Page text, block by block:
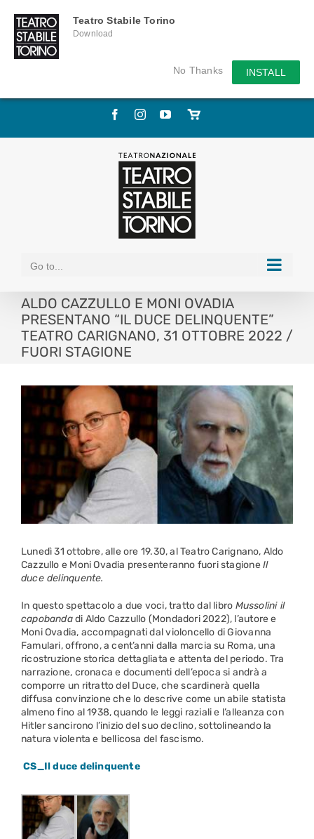
Teatro Stabile Torino
Download
No Thanks INSTALL
Skip
FacebookInstagramYouTube
Store
Go to...
ALDO CAZZULLO E MONI OVADIA
PRESENTANO “IL DUCE DELINQUENTE”
TEATRO CARIGNANO, 31 OTTOBRE 2022 /
FUORI STAGIONE
Lunedì 31 ottobre, alle ore 19.30, al Teatro Carignano, Aldo
Cazzullo e Moni Ovadia presenteranno fuori stagioneIl
duce delinquente.
In questo spettacolo a due voci, tratto dal libro Mussolini il
capobandadi Aldo Cazzullo (Mondadori 2022), l’autore e
Moni Ovadia, accompagnati dal violoncello di Giovanna
Famulari, offrono, a cent’anni dalla marcia su Roma, una
ricostruzione storica dettagliata e attenta del periodo. Tra
narrazione, cronaca e documenti dell’epoca si andrà a
comporre un ritratto del Duce, che scardinerà quella
diffusa convinzione che lo descrive come un abile statista
almeno fino al 1938, quando le leggi raziali e l’alleanza con
Hitler sancirono l’inizio del suo declino, sottolineando la
natura violenta e bellicosa del fascismo.
CS_Il duce delinquente